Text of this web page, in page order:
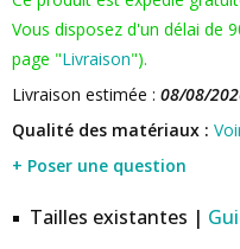
Vous disposez d'un délai de
page "Livraison").
Livraison estimée : 08/08/
Qualité des matériaux :
+ Poser une question
Tailles existantes |